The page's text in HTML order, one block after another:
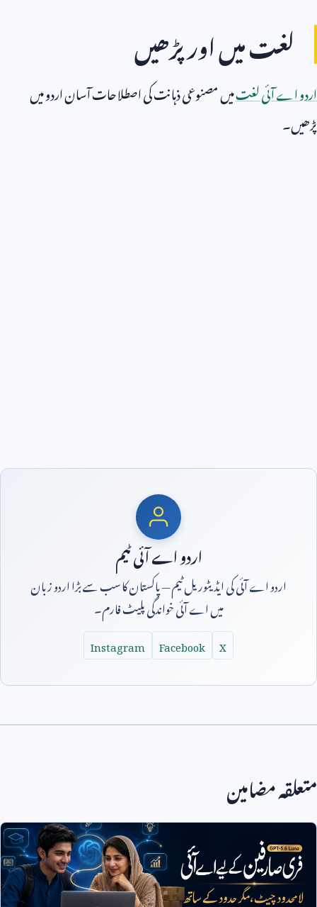
لغت میں اور پڑھیں
اردو اے آئی لغتمیں مصنوعی ذہانت کی اصطلاحات آسان اردو میں
پڑھیں۔
اردو اے آئی ٹیم
اردو اے آئی کی ایڈیٹوریل ٹیم — پاکستان کا سب سے بڑا اردو زبان
میں اے آئی خواندگی پلیٹ فارم۔
X
Facebook
Instagram
متعلقہ مضامین